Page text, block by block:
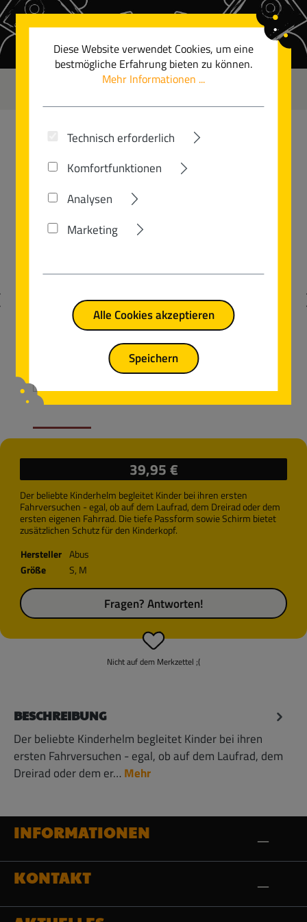
Zum Hauptinhalt springen
SMILEY 3.0
Bildergalerie überspringen
39,95 €
Der beliebte Kinderhelm begleitet Kinder bei ihren ersten
Fahrversuchen - egal, ob auf dem Laufrad, dem Dreirad oder dem
ersten eigenen Fahrrad. Die tiefe Passform sowie Schirm bietet
zusätzlichen Schutz für den Kinderkopf.
Hersteller Abus
Größe
S, M
Nicht auf dem Merkzettel ;(
Fragen? Antworten!
BESCHREIBUNG
Der beliebte Kinderhelm begleitet Kinder bei ihren
ersten Fahrversuchen - egal, ob auf dem Laufrad, dem
Dreirad oder dem er… Mehr
INFORMATIONEN
KONTAKT
Diese Website verwendet Cookies, um eine
bestmögliche Erfahrung bieten zu können.
Mehr Informationen ...
Technisch erforderlich
Komfortfunktionen
Analysen
Marketing
Alle Cookies akzeptieren
Speichern